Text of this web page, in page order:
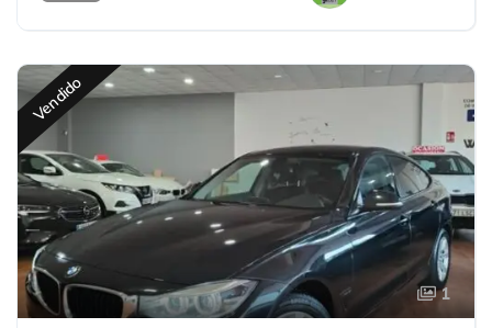
Vendido
1